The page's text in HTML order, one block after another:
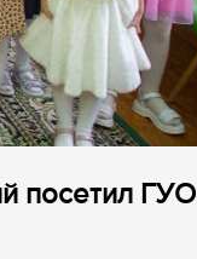
посетил ГУО